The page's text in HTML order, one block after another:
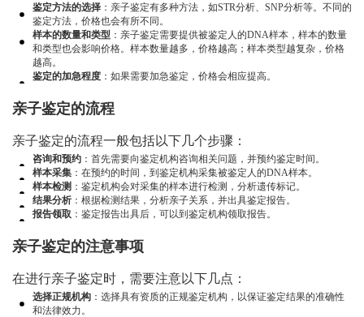
鉴定方法的选择 ：亲子鉴定有多种方法，如STR分析、SNP分析等。不同的
鉴定方法，价格也会有所不同。
样本的数量和类型 ：亲子鉴定需要提供被鉴定人的DNA样本，样本的数量
和类型也会影响价格。样本数量越多，价格越高；样本类型越复杂，价格
越高。
鉴定的加急程度 ：如果需要加急鉴定，价格会相应提高。
亲子鉴定的流程
亲子鉴定的流程一般包括以下几个步骤：
咨询和预约 ：首先需要向鉴定机构咨询相关问题，并预约鉴定时间。
样本采集 ：在预约的时间，到鉴定机构采集被鉴定人的DNA样本。
样本检测 ：鉴定机构会对采集的样本进行检测，分析遗传标记。
结果分析 ：根据检测结果，分析亲子关系，并出具鉴定报告。
报告领取 ：鉴定报告出具后，可以到鉴定机构领取报告。
亲子鉴定的注意事项
在进行亲子鉴定时，需要注意以下几点：
选择正规机构 ：选择具有资质的正规鉴定机构，以保证鉴定结果的准确性
和法律效力。